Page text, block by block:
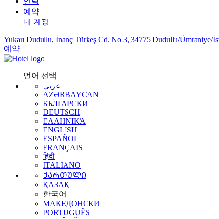
예약
내 계정
Yukarı Dudullu, İnanç Türkeş Cd. No 3, 34775 Dudullu/Ümraniye/
예약
언어 선택
عربي
AZƏRBAYCAN
БЪЛГАРСКИ
DEUTSCH
ΕΛΛΗΝΙΚΆ
ENGLISH
ESPAÑOL
FRANÇAIS
हिंदी
ITALIANO
ᲥᲐᲠᲗᲣᲚᲘ
ҚАЗАҚ
한국어
МАКЕДОНСКИ
PORTUGUÊS